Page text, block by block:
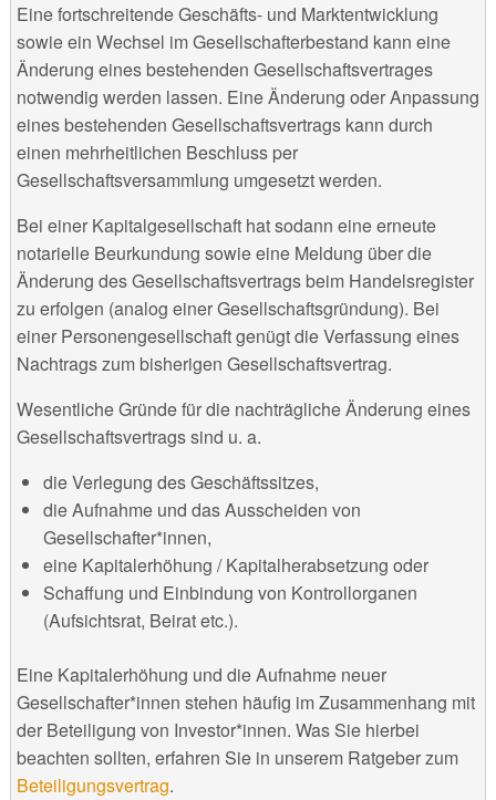
Eine fortschreitende Geschäfts- und Marktentwicklung
sowie ein Wechsel im Gesellschafterbestand kann eine
Änderung eines bestehenden Gesellschaftsvertrages
notwendig werden lassen. Eine Änderung oder Anpassung
eines bestehenden Gesellschaftsvertrags kann durch
einen mehrheitlichen Beschluss per
Gesellschaftsversammlung umgesetzt werden.
Bei einer Kapitalgesellschaft hat sodann eine erneute
notarielle Beurkundung sowie eine Meldung über die
Änderung des Gesellschaftsvertrags beim Handelsregister
zu erfolgen (analog einer Gesellschaftsgründung). Bei
einer Personengesellschaft genügt die Verfassung eines
Nachtrags zum bisherigen Gesellschaftsvertrag.
Wesentliche Gründe für die nachträgliche Änderung eines
Gesellschaftsvertrags sind u. a.
die Verlegung des Geschäftssitzes,
die Aufnahme und das Ausscheiden von
Gesellschafter*innen,
eine Kapitalerhöhung / Kapitalherabsetzung oder
Schaffung und Einbindung von Kontrollorganen
(Aufsichtsrat, Beirat etc.).
Eine Kapitalerhöhung und die Aufnahme neuer
Gesellschafter*innen stehen häufig im Zusammenhang mit
der Beteiligung von Investor*innen. Was Sie hierbei
beachten sollten, erfahren Sie in unserem Ratgeber zum
Beteiligungsvertrag.